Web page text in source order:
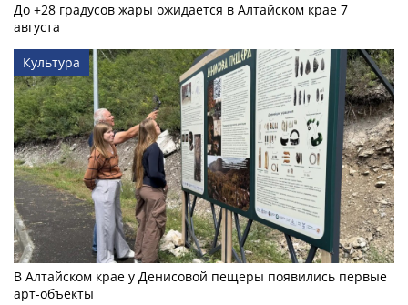
До +28 градусов жары ожидается в Алтайском крае 7
августа
Культура
В Алтайском крае у Денисовой пещеры появились первые
арт-объекты